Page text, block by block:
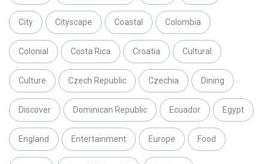
City Cityscape Coastal Colombia
Colonial Costa Rica Croatia Cultural
Culture Czech Republic Czechia Dining
Discover Dominican Republic Ecuador Egypt
England Entertainment Europe Food